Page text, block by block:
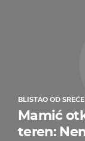
BLISTAO OD SREĆE
Mamić
teren: